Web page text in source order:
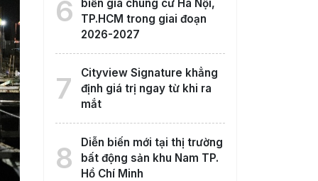
6
biến giá chung cư Hà Nội,
TP.HCM trong giai đoạn
2026-2027
7
Cityview Signature khẳng
định giá trị ngay từ khi ra
mắt
8
Diễn biến mới tại thị trường
bất động sản khu Nam TP.
Hồ Chí Minh